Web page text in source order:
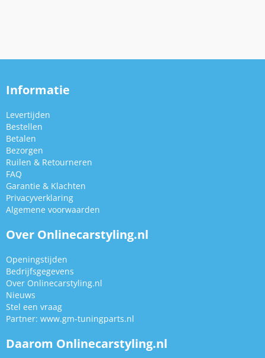
Informatie
Levertijden
Bestellen
Betalen
Bezorgen
Ruilen & Retourneren
FAQ
Garantie & Klachten
Privacyverklaring
Algemene voorwaarden
Over Onlinecarstyling.nl
Openingstijden
Bedrijfsgegevens
Over Onlinecarstyling.nl
Nieuws
Stel een vraag
Partner: www.gm-tuningparts.nl
Daarom Onlinecarstyling.nl